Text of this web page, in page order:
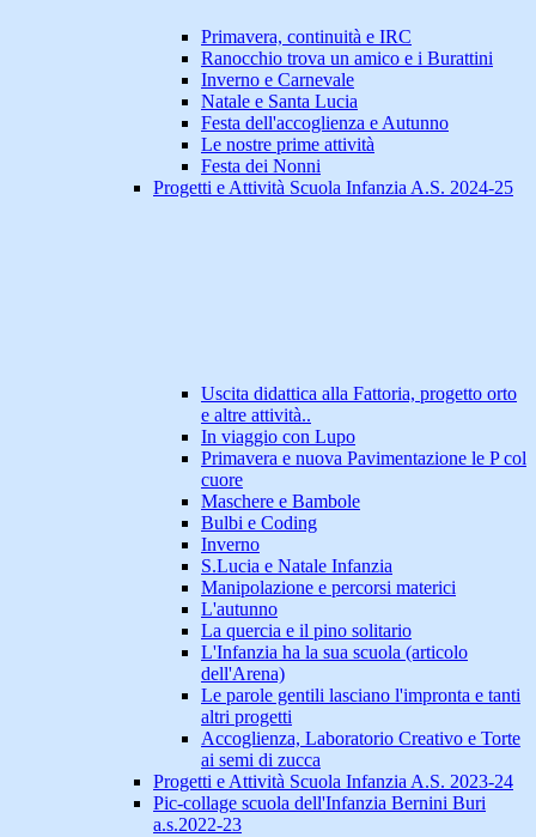
Primavera, continuità e IRC
Ranocchio trova un amico e i Burattini
Inverno e Carnevale
Natale e Santa Lucia
Festa dell'accoglienza e Autunno
Le nostre prime attività
Festa dei Nonni
Progetti e Attività Scuola Infanzia A.S. 2024-25
Uscita didattica alla Fattoria, progetto orto
e altre attività..
In viaggio con Lupo
Primavera e nuova Pavimentazione le P col
cuore
Maschere e Bambole
Bulbi e Coding
Inverno
S.Lucia e Natale Infanzia
Manipolazione e percorsi materici
L'autunno
La quercia e il pino solitario
L'Infanzia ha la sua scuola (articolo
dell'Arena)
Le parole gentili lasciano l'impronta e tanti
altri progetti
Accoglienza, Laboratorio Creativo e Torte
ai semi di zucca
Progetti e Attività Scuola Infanzia A.S. 2023-24
Pic-collage scuola dell'Infanzia Bernini Buri
a.s.2022-23